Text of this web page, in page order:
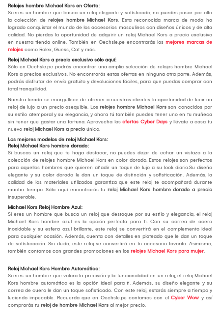
Relojes hombre Michael Kors en Oferta:
Si eres un hombre que busca un reloj elegante y sofisticado, no puedes pasar por alto
la colección de relojes hombre Michael Kors. Esta reconocida marca de moda ha
logrado conquistar el mundo de los accesorios masculinos con diseños únicos y de alta
calidad. No pierdas la oportunidad de adquirir un reloj Michael Kors a precio exclusivo
en nuestra tienda online. También en Oechsle.pe encontrarás las mejores marcas de
relojes como Rolex, Guess, Cat y más.
Reloj Michael Kors a precio exclusivo sólo aquí:
Sólo en Oechsle.pe podrás encontrar una amplia selección de relojes hombre Michael
Kors a precios exclusivos. No encontrarás estas ofertas en ninguna otra parte. Además,
podrás disfrutar de envío gratuito y devoluciones fáciles, para que puedas comprar con
total tranquilidad.
Nuestra tienda se enorgullece de ofrecer a nuestros clientes la oportunidad de lucir un
reloj de lujo a un precio asequible. Los relojes hombre Michael Kors son conocidos por
su estilo atemporal y su elegancia, y ahora tú también puedes tener uno en tu muñeca
sin tener que gastar una fortuna. Aprovecha las ofertas Cyber Days y llévate a casa tu
nuevo reloj Michael Kors a precio único.
Los mejores modelos de reloj Michael Kors:
Reloj Michael Kors hombre dorado:
Si buscas un reloj que te haga destacar, no puedes dejar de echar un vistazo a la
colección de relojes hombre Michael Kors en color dorado. Estos relojes son perfectos
para aquellos hombres que quieren añadir un toque de lujo a su look diario.Su diseño
elegante y su color dorado le dan un toque de distinción y sofisticación. Además, la
calidad de los materiales utilizados garantiza que este reloj te acompañará durante
mucho tiempo. Sólo aquí encontrarás tu reloj Michael Kors hombre dorado a precio
insuperable.
Michael Kors Reloj Hombre Azul:
Si eres un hombre que busca un reloj que destaque por su estilo y elegancia, el reloj
Michael Kors hombre azul es la opción perfecta para ti. Con su correa de acero
inoxidable y su esfera azul brillante, este reloj se convertirá en el complemento ideal
para cualquier ocasión. Además, cuenta con detalles en plateado que le dan un toque
de sofisticación. Sin duda, este reloj se convertirá en tu accesorio favorito. Asimismo,
también contamos con grandes promociones en los relojes Michael Kors para mujer.
Reloj Michael Kors Hombre Automático:
Si eres un hombre que valora la precisión y la funcionalidad en un reloj, el reloj Michael
Kors hombre automático es la opción ideal para ti. Además, su diseño elegante y su
correa de cuero le dan un toque sofisticado. Con este reloj, estarás siempre a tiempo y
luciendo impecable. Recuerda que en Oechsle.pe contamos con el Cyber Wow y así
comprarás tu reloj de hombre Michael Kors al mejor precio.